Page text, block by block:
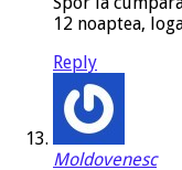
12 noaptea,
Reply
Moldovenesc